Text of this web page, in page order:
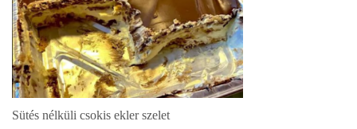
Sütés nélküli csokis ekler szelet